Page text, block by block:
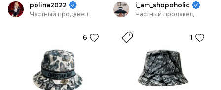
polina2022
Частный продавец
6
i_am_shopoholic
Частный продавец
1